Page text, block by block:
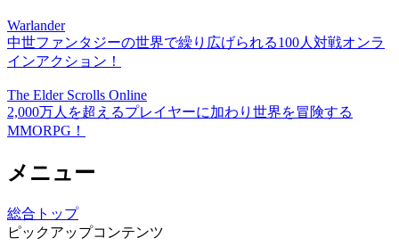
Warlander
中世ファンタジーの世界で繰り広げられる100人対戦オンラ
インアクション！
The Elder Scrolls Online
2,000万人を超えるプレイヤーに加わり世界を冒険する
MMORPG！
メニュー
総合トップ
ピックアップコンテンツ